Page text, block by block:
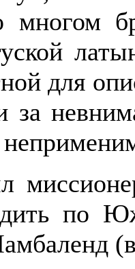
многом
для
за
по